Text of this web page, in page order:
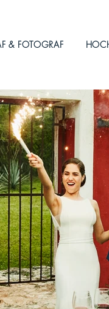
& FOTOGRAF